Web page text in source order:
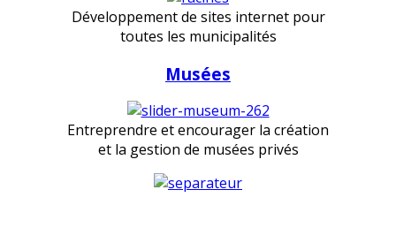
Développement de sites internet pour
toutes les municipalités
Musées
Entreprendre et encourager la création
et la gestion de musées privés